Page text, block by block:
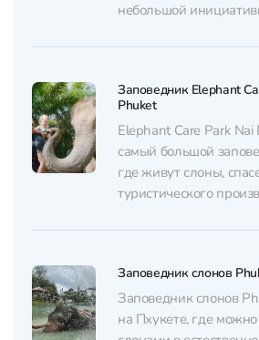
небольшой
стало большим
благодарностей за
Инсайдер
экологичные проекты
посещать места, где
эксплуатируют в...
Заповедник Elephant
Phuket
Elephant Care Park Nai
самый большой
где живут слоны,
туристического
поддерживаем
безопасности.
скидкой в Elephant
Phuket можно у...
Заповедник слонов
Заповедник слонов
на Пхукете, где